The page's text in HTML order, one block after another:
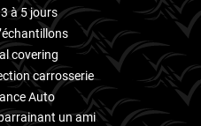
à 5 jours
covering
carrosserie
Auto
un ami